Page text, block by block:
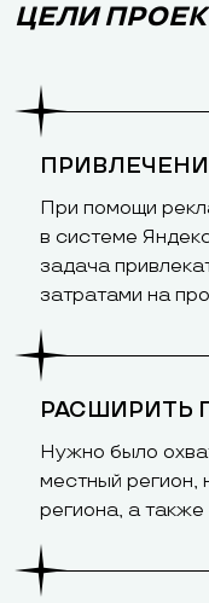
ЦЕЛИ
При помощи
в системе
задача
затратами на
РАСШИРИТЬ
Нужно было
местный регион,
региона, а